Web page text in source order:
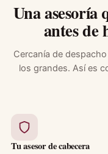
Una asesoría
antes de
Cercanía de
los grandes. Así es
Tu asesor de cabecera